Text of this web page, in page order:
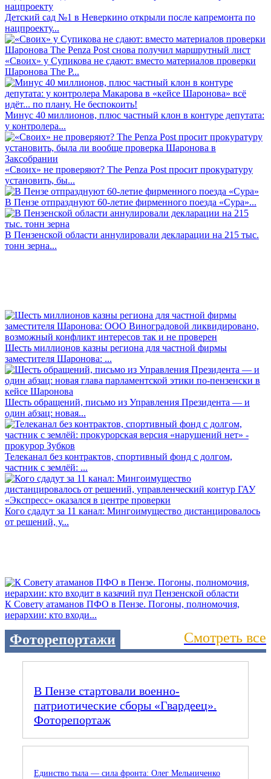
Детский сад №1 в Неверкино открыли после капремонта по
нацпроекту...
«Своих» у Супикова не сдают: вместо материалов проверки
Шаронова The P...
Минус 40 миллионов, плюс частный клон в контуре депутата:
у контролера...
«Своих» не проверяют? The Penza Post просит прокуратуру
установить, бы...
В Пензе отпразднуют 60-летие фирменного поезда «Сура»...
В Пензенской области аннулировали декларации на 215 тыс.
тонн зерна...
Шесть миллионов казны региона для частной фирмы
заместителя Шаронова: ...
Шесть обращений, письмо из Управления Президента — и
один абзац: новая...
Телеканал без контрактов, спортивный фонд с долгом,
частник с землёй: ...
Кого сдадут за 11 канал: Мингоимущество дистанцировалось
от решений, у...
К Совету атаманов ПФО в Пензе. Погоны, полномочия,
иерархии: кто входи...
Фоторепортажи Смотреть все
В Пензе стартовали военно-
патриотические сборы «Гвардеец».
Фоторепортаж
Единство тыла — сила фронта: Олег Мельниченко